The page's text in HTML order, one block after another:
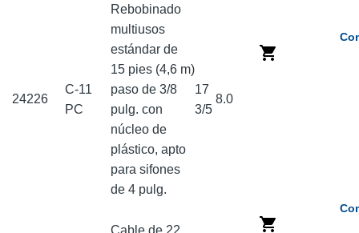
24226
C-11
PC
Rebobinado
multiusos
estándar de
15 pies (4,6 m)
paso de 3/8
pulg. con
núcleo de
plástico, apto
para sifones
de 4 pulg.
17
3/5
8.0